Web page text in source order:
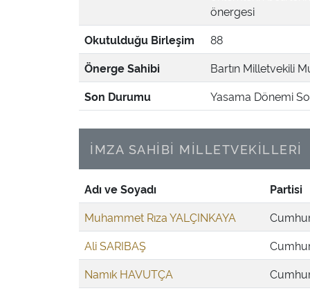
önergesi
Okutulduğu Birleşim
88
Önerge Sahibi
Bartın Milletvekili
Son Durumu
Yasama Dönemi
İMZA SAHİBİ MİLLETVEKİLLERİ
Adı ve Soyadı
Partisi
Muhammet Rıza YALÇINKAYA
Ali SARIBAŞ
Namık HAVUTÇA